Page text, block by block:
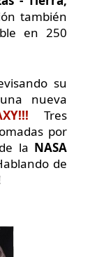
también
en 250
su
nueva
Tres
por
la NASA
de